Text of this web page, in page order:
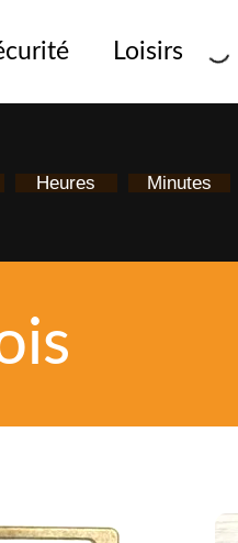
Loisirs
Heures Minutes